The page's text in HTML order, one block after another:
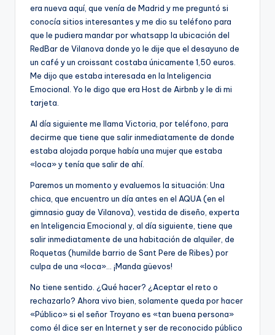
M
D
A
D
era nueva aquí, que venía de Madrid y me preguntó si
conocía sitios interesantes y me dio su teléfono para
que le pudiera mandar por whatsapp la ubicación del
RedBar de Vilanova donde yo le dije que el desayuno de
un café y un croissant costaba únicamente 1,50 euros.
Me dijo que estaba interesada en la Inteligencia
Emocional. Yo le digo que era Host de Airbnb y le di mi
tarjeta.
Al día siguiente me llama Victoria, por teléfono, para
decirme que tiene que salir inmediatamente de donde
estaba alojada porque había una mujer que estaba
«loca» y tenía que salir de ahí.
Paremos un momento y evaluemos la situación: Una
chica, que encuentro un día antes en el AQUA (en el
gimnasio guay de Vilanova), vestida de diseño, experta
en Inteligencia Emocional y, al día siguiente, tiene que
salir inmediatamente de una habitación de alquiler, de
Roquetas (humilde barrio de Sant Pere de Ribes) por
culpa de una «loca»… ¡Manda güevos!
No tiene sentido. ¿Qué hacer? ¿Aceptar el reto o
rechazarlo? Ahora vivo bien, solamente queda por hacer
«Público» si el señor Troyano es «tan buena persona»
como él dice ser en Internet y ser de reconocido público